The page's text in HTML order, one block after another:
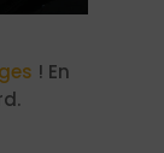
! En